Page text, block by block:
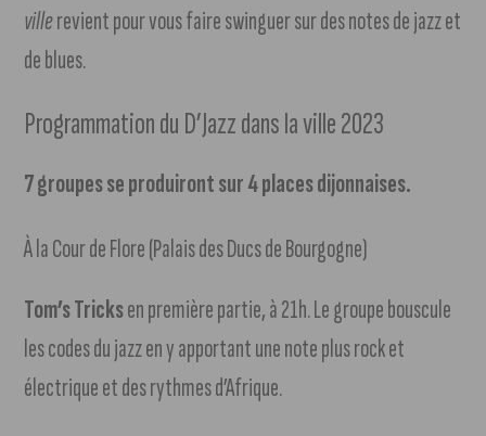
villerevient pour vous faire swinguer sur des notes de jazz et
de blues.
Programmation du D’Jazz dans la ville 2023
7 groupes se produiront sur 4 places dijonnaises.
À la Cour de Flore (Palais des Ducs de Bourgogne)
Tom’s Tricksen première partie, à 21h. Le groupe bouscule
les codes du jazz en y apportant une note plus rock et
électrique et des rythmes d’Afrique.